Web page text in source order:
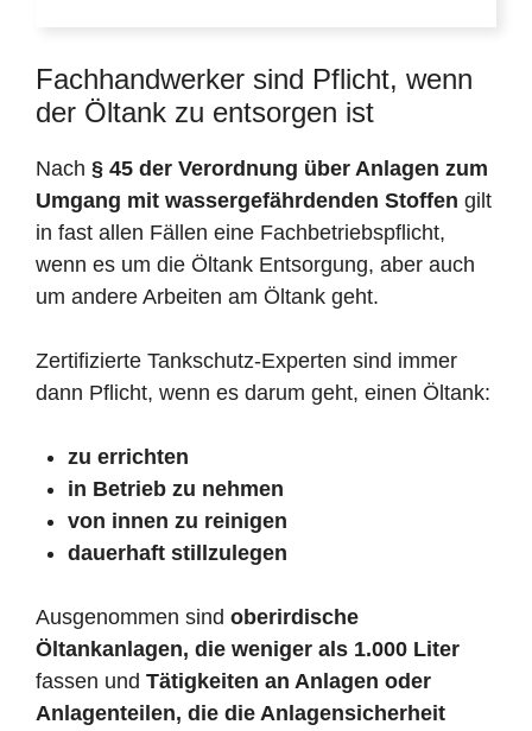
Fachhandwerker sind Pflicht, wenn
der Öltank zu entsorgen ist
Nach § 45 der Verordnung über Anlagen zum
Umgang mit wassergefährdenden Stoffen gilt
in fast allen Fällen eine Fachbetriebspflicht,
wenn es um die Öltank Entsorgung, aber auch
um andere Arbeiten am Öltank geht.
Zertifizierte Tankschutz-Experten sind immer
dann Pflicht, wenn es darum geht, einen Öltank:
zu errichten
in Betrieb zu nehmen
von innen zu reinigen
dauerhaft stillzulegen
Ausgenommen sind oberirdische
Öltankanlagen, die weniger als 1.000 Liter
fassen und Tätigkeiten an Anlagen oder
Anlagenteilen, die die Anlagensicherheit